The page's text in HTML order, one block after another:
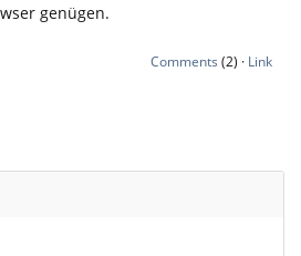
genügen.
Comments (2) · Link